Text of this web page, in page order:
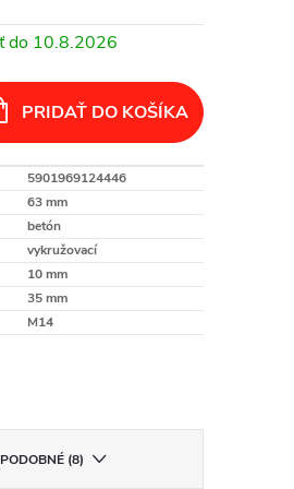
10.8.2026
PRIDAŤ DO KOŠÍKA
5901969124446
63 mm
betón
vykružovací
10 mm
35 mm
M14
PODOBNÉ (8)